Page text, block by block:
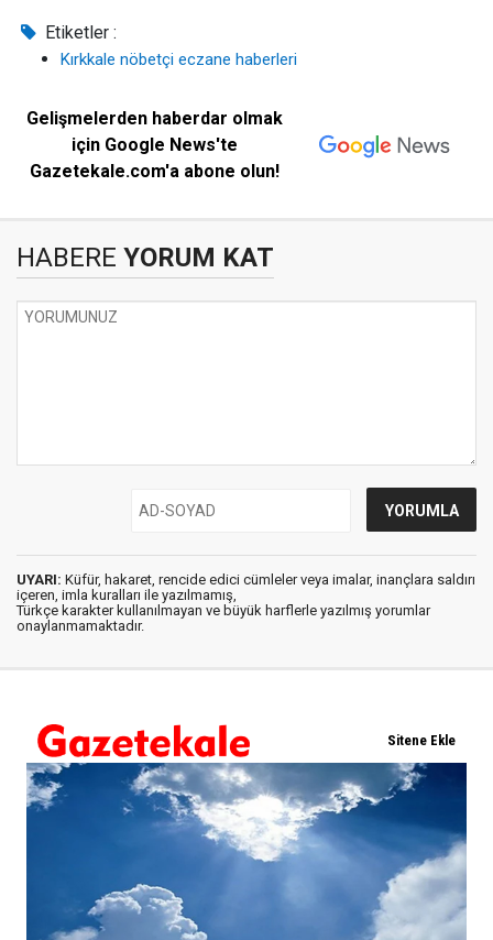
Etiketler :
Kırkkale nöbetçi eczane haberleri
Gelişmelerden haberdar olmak
için Google News'te
Gazetekale.com'a abone olun!
HABERE YORUM KAT
UYARI: Küfür, hakaret, rencide edici cümleler veya imalar, inançlara saldırı
içeren, imla kuralları ile yazılmamış,
Türkçe karakter kullanılmayan ve büyük harflerle yazılmış yorumlar
onaylanmamaktadır.